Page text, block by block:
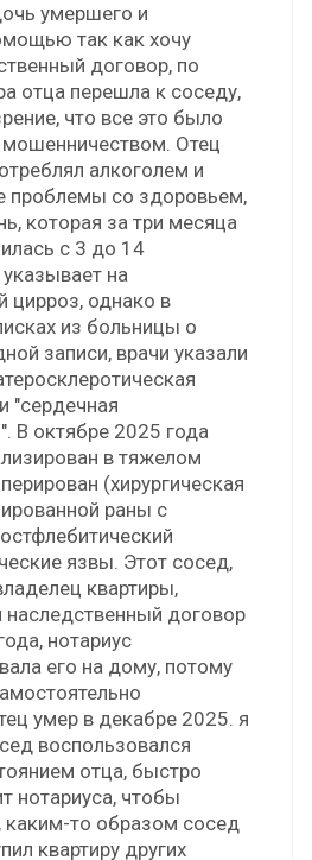
умершего и
так как хочу
договор, по
отца перешла к соседу,
что все это было
Отец
алкоголем и
проблемы со здоровьем,
которая за три месяца
с 3 до 14
на
цирроз, однако в
из больницы о
записи, врачи указали
"сердечная
В октябре 2025 года
в тяжелом
(хирургическая
раны с
язвы. Этот сосед,
квартиры,
договор
нотариус
его на дому, потому
умер в декабре 2025. я
воспользовался
отца, быстро
нотариуса, чтобы
каким-то образом сосед
квартиру других